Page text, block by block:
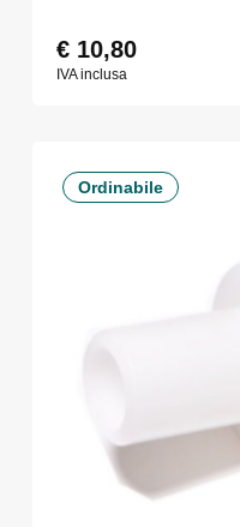
€10,80
IVA inclusa
Ordinabile